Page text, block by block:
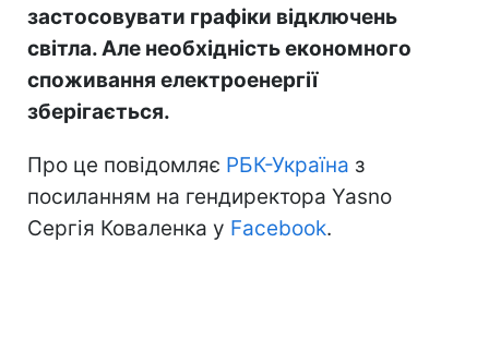
застосовувати графіки відключень
світла. Але необхідність економного
споживання електроенергії
зберігається.
Про це повідомляє РБК-Україна з
посиланням на гендиректора Yasno
Сергія Коваленка у Facebook.